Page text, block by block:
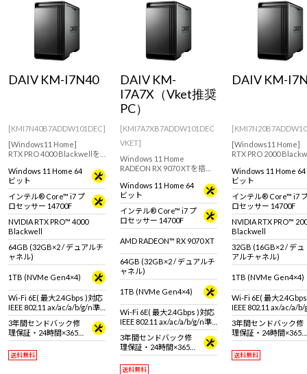
ディスプレイ
Windows 11
Windows 11|Copilot+ PC
AIおすすめパソコン
Windows 11
DAIV KM-I7N40
[KMI7N40B7ADDW101DEC]
[Windows11 Home]
RTX PRO 4000 Blackwellを
ワークステーション
Windows 11 Home 64
ビット
インテル® Core™ i7 プ
ロセッサー 14700F
NVIDIA RTX PRO™ 4000
Blackwell
64GB (32GB×2 / デュアルチ
ャネル)
1TB (NVMe Gen4×4)
Wi-Fi 6E( 最大2.4Gbps )対応
IEEE 802.11 ax/ac/a/b/g/n準
拠 ＋ Bluetooth 5内蔵
3年間センドバック修
理保証・24時間×365
日電話サポート
送料無料
DAIV KM-
I7A7X（Vket推奨
PC）
[KMI7A7XB7ADDW101DEC
VKET]
Windows 11 Home
RADEON RX 9070 XTを搭載
すめなミニタワー型デスク
トップパソコン【DAIV 10周
年3Dデータとオリジナル壁
紙付属！】
Windows 11 Home 64
ビット
インテル® Core™ i7 プ
ロセッサー 14700F
AMD RADEON™ RX 9070 XT
64GB (32GB×2 / デュアルチ
ャネル)
1TB (NVMe Gen4×4)
Wi-Fi 6E( 最大2.4Gbps )対応
IEEE 802.11 ax/ac/a/b/g/n準
拠 ＋ Bluetooth 5内蔵
3年間センドバック修
理保証・24時間×365
日電話サポート
送料無料
DAIV KM-
[Windows11 Home]
RTX PRO 2000
向けたミニタワー型
ステーション
Windows 11 Home 64
ビット
インテル® Core™ i7
ロセッサー 14700F
NVIDIA RTX PRO™
Blackwell
32GB (16GB×2 / デュ
アルチャネル)
1TB (NVMe Gen4×4)
Wi-Fi 6E( 最大
IEEE 802.11 ax/ac/a/
拠 ＋ Bluetooth 5内蔵
3年間センドバック修
理保証・24時間×365
日電話サポート
送料無料